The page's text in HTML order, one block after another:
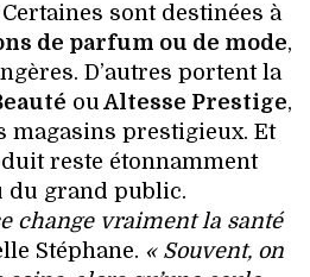
sont destinées à
de parfum ou de mode,
D’autres portent la
ou Altesse Prestige,
magasins prestigieux. Et
reste étonnamment
du grand public.
change vraiment la santé
Stéphane. « Souvent, on